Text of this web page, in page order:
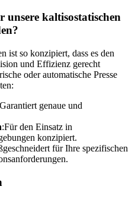
unsere kaltisostatischen
ist so konzipiert, dass es den
und Effizienz gerecht
oder automatische Presse
genaue und
:Für den Einsatz in
konzipiert.
für Ihre spezifischen